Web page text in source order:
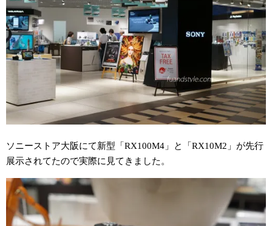
ソニーストア大阪にて新型「RX100M4」と「RX10M2」が先行
展示されてたので実際に見てきました。